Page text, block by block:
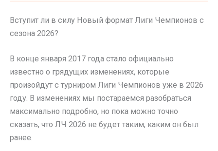
Вступит ли в силу Новый формат Лиги Чемпионов с
сезона 2026?
В конце января 2017 года стало официально
известно о грядущих изменениях, которые
произойдут с турниром Лиги Чемпионов уже в 2026
году. В изменениях мы постараемся разобраться
максимально подробно, но пока можно точно
сказать, что ЛЧ 2026 не будет таким, каким он был
ранее.